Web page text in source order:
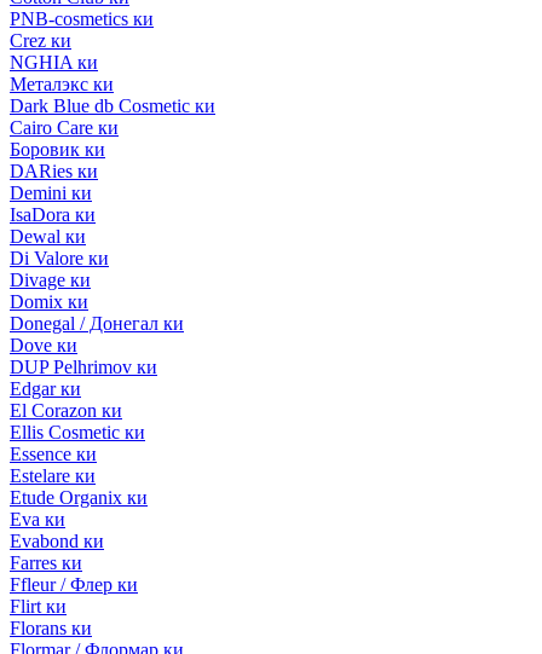
PNB-cosmetics ки
Crez ки
NGHIA ки
Металэкс ки
Dark Blue db Cosmetic ки
Cairo Care ки
Боровик ки
DARies ки
Demini ки
IsaDora ки
Dewal ки
Di Valore ки
Divage ки
Domix ки
Donegal / Донегал ки
Dove ки
DUP Pelhrimov ки
Edgar ки
El Corazon ки
Ellis Cosmetic ки
Essence ки
Estelare ки
Etude Organix ки
Eva ки
Evabond ки
Farres ки
Ffleur / Флер ки
Flirt ки
Florans ки